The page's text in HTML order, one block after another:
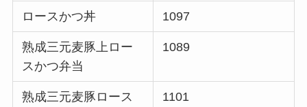
ロースかつ丼 1097
熟成三元麦豚上ロー
スかつ弁当
1089
熟成三元麦豚ロース
1101